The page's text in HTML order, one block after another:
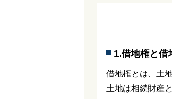
1.借地権と借
借地権とは、土
土地は相続財産